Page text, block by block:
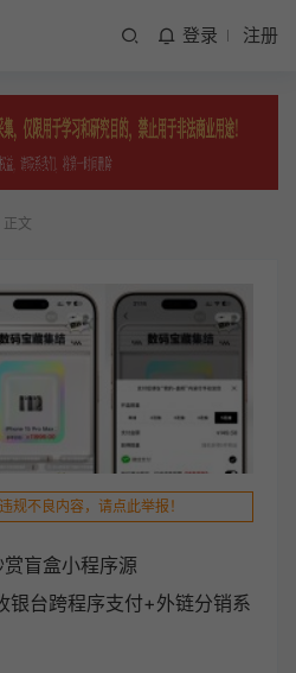
登录 注册
正文
规不良内容，请点此举报！
盲盒小程序源
台跨程序支付+外链分销系